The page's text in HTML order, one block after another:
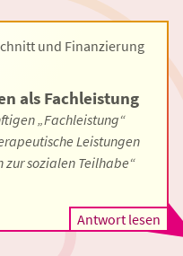
und Finanzierung
als Fachleistung
„Fachleistung“
Leistungen
zur sozialen Teilhabe“
Antwort lesen